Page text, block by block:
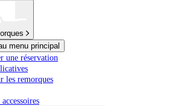
menu principal
une réservation
les remorques